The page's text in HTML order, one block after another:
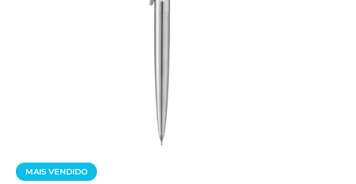
MAIS VENDIDO